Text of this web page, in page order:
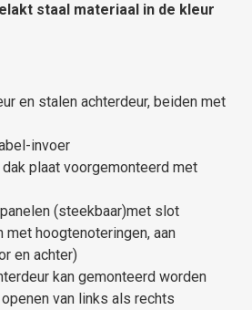
staal materiaal in de kleur
en stalen achterdeur, beiden met
invoer
plaat voorgemonteerd met
(steekbaar)met slot
met hoogtenoteringen, aan
en achter)
kan gemonteerd worden
van links als rechts